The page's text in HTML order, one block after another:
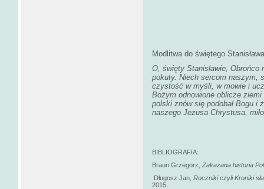
Modlitwa do świętego Stanisława
O, święty Stanisławie, Obrońco
pokuty. Niech sercom naszym,
czystość w myśli, w mowie i
Bożym odnowione oblicze
polski znów się podobał Bogu i
naszego Jezusa Chrystusa,
BIBLIOGRAFIA:
Braun Grzegorz, Zakazana historia
Długosz Jan, Roczniki czyli Kroniki
2015.